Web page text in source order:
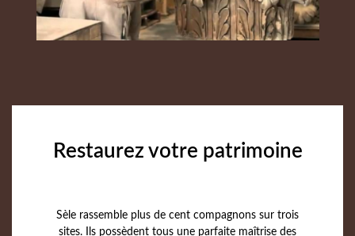
Restaurez votre patrimoine
Sèle rassemble plus de cent compagnons sur trois
sites. Ils possèdent tous une parfaite maîtrise des